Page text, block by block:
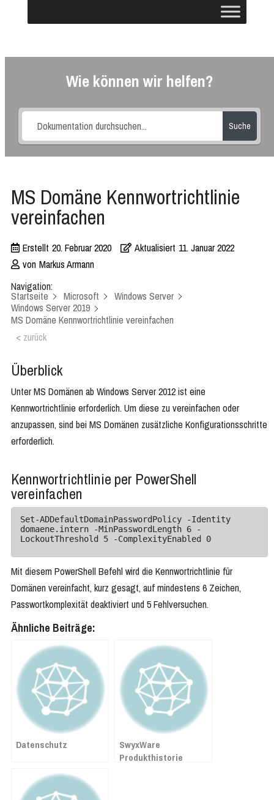
Wie können wir helfen?
Suche
MS Domäne Kennwortrichtlinie
vereinfachen
Erstellt 20. Februar 2020 Aktualisiert 11. Januar 2022
von Markus Armann
Navigation:
Startseite Microsoft
Windows Server
Windows Server 2019
MS Domäne Kennwortrichtlinie vereinfachen
< zurück
Überblick
Unter MS Domänen ab Windows Server 2012 ist eine
Kennwortrichtlinie erforderlich. Um diese zu vereinfachen oder
anzupassen, sind bei MS Domänen zusätzliche Konfigurationsschritte
erforderlich.
Kennwortrichtlinie per PowerShell
vereinfachen
Set-ADDefaultDomainPasswordPolicy -Identity
domaene.intern -MinPasswordLength 6 -
LockoutThreshold 5 -ComplexityEnabled 0
Mit diesem PowerShell Befehl wird die Kennwortrichtlinie für
Domänen vereinfacht, kurz gesagt, auf mindestens 6 Zeichen,
Passwortkomplexität deaktiviert und 5 Fehlversuchen.
Ähnliche Beiträge:
Datenschutz
SwyxWare
Produkthistorie